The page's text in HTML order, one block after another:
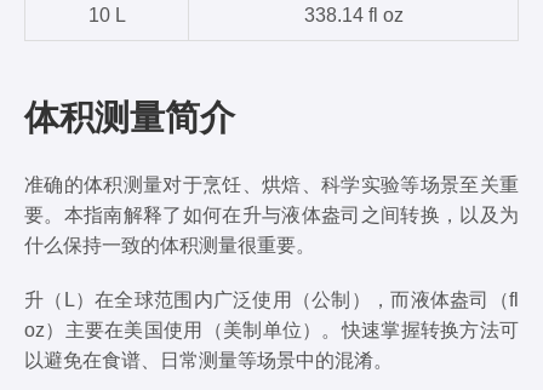
10 L 338.14 fl oz
体积测量简介
准确的体积测量对于烹饪、烘焙、科学实验等场景至关重
要。本指南解释了如何在升与液体盎司之间转换，以及为
什么保持一致的体积测量很重要。
升（L）在全球范围内广泛使用（公制），而液体盎司（fl
oz）主要在美国使用（美制单位）。快速掌握转换方法可
以避免在食谱、日常测量等场景中的混淆。